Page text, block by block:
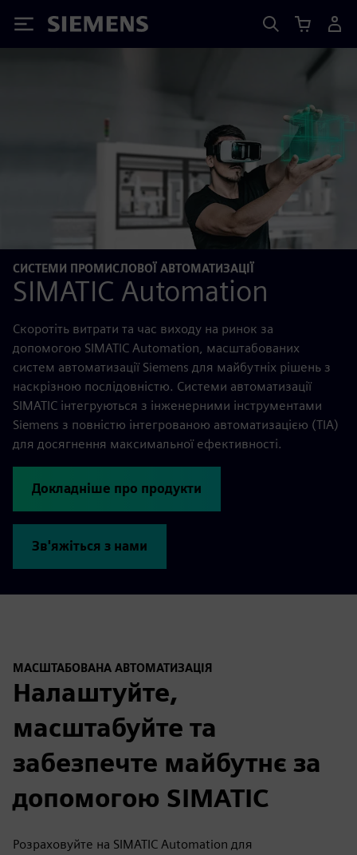
Siemens
СИСТЕМИ ПРОМИСЛОВОЇ АВТОМАТИЗАЦІЇ
SIMATIC Automation
Скоротіть витрати та час виходу на ринок за
допомогою SIMATIC Automation, масштабованих
систем автоматизації Siemens для майбутніх рішень з
наскрізною послідовністю. Системи автоматизації
SIMATIC інтегруються з інженерними інструментами
Siemens з повністю інтегрованою автоматизацією (TIA)
для досягнення максимальної ефективності.
Докладніше про продукти
Зв'яжіться з нами
МАСШТАБОВАНА АВТОМАТИЗАЦІЯ
Налаштуйте,
масштабуйте та
забезпечте майбутнє за
допомогою SIMATIC
Розраховуйте на SIMATIC Automation для